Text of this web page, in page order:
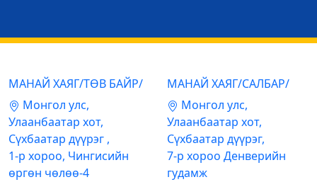
МАНАЙ ХАЯГ/ТӨВ БАЙР/
Mонгол улс,
Улаанбаатар хот,
Сүхбаатар дүүрэг ,
1-р хороо, Чингисийн
өргөн чөлөө-4
МАНАЙ ХАЯГ/САЛБАР/
Mонгол улс,
Улаанбаатар хот,
Сүхбаатар дүүрэг,
7-р хороо Денверийн
гудамж